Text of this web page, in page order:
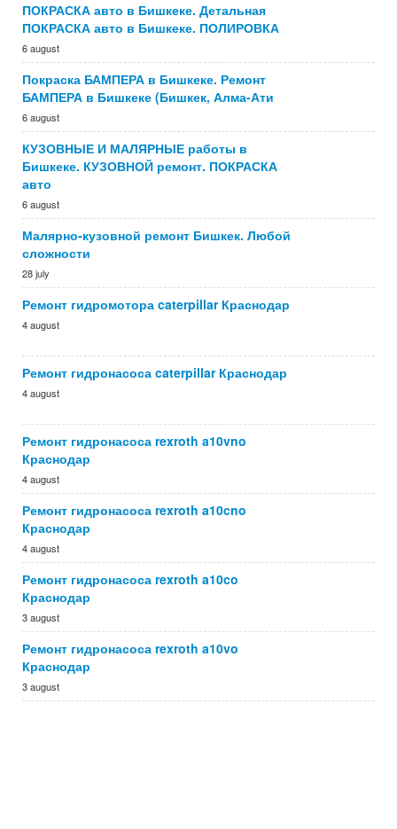
ПОКРАСКА авто в Бишкеке. Детальная
ПОКРАСКА авто в Бишкеке. ПОЛИРОВКА
6 august
Покраска БАМПЕРА в Бишкеке. Ремонт
БАМПЕРА в Бишкеке (Бишкек, Алма-Ати
6 august
КУЗОВНЫЕ И МАЛЯРНЫЕ работы в
Бишкеке. КУЗОВНОЙ ремонт. ПОКРАСКА
авто
6 august
Малярно-кузовной ремонт Бишкек. Любой
сложности
28 july
Ремонт гидромотора caterpillar Краснодар
4 august
Ремонт гидронасоса caterpillar Краснодар
4 august
Ремонт гидронасоса rexroth a10vno
Краснодар
4 august
Ремонт гидронасоса rexroth a10cno
Краснодар
4 august
Ремонт гидронасоса rexroth a10co
Краснодар
3 august
Ремонт гидронасоса rexroth a10vo
Краснодар
3 august